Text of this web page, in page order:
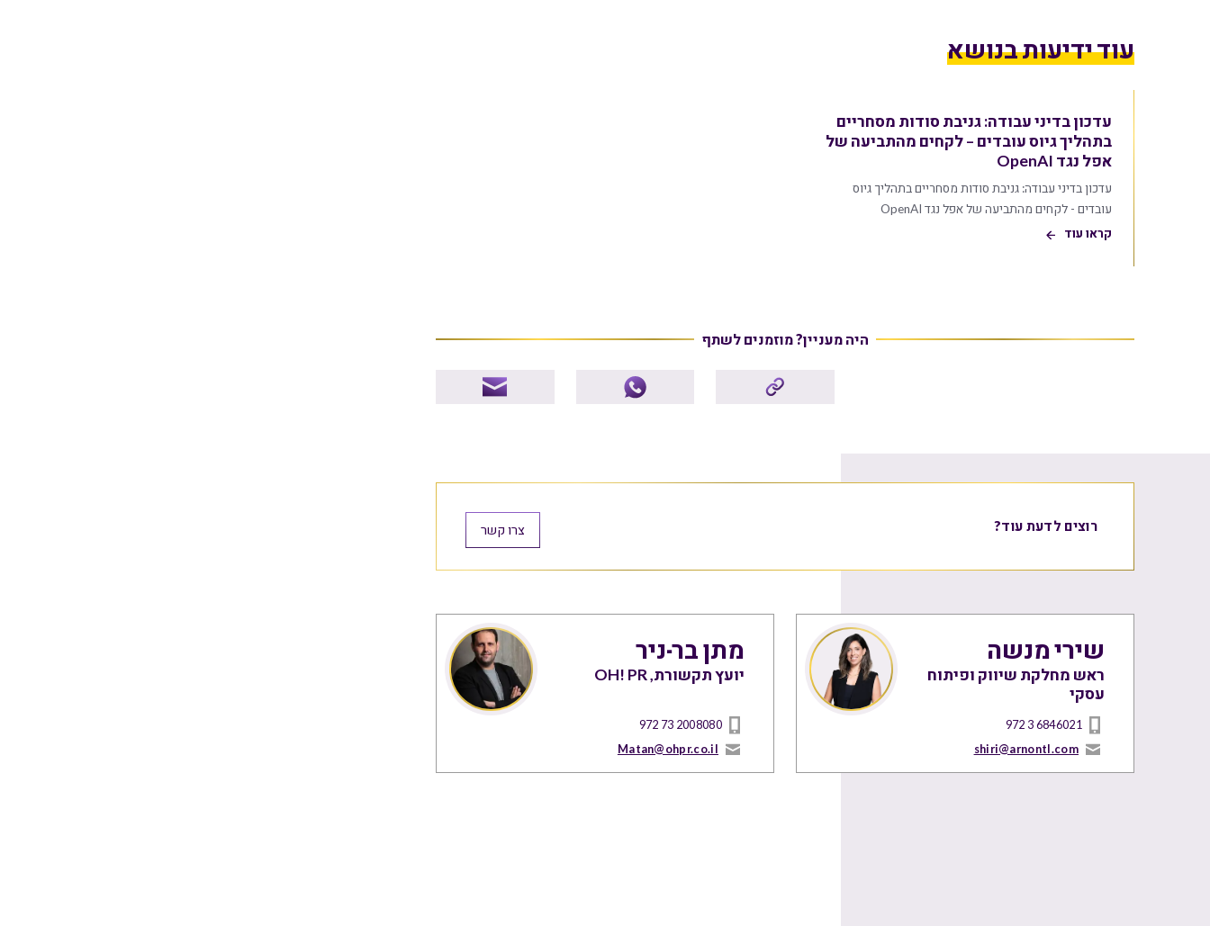
עוד ידיעות בנושא
עדכון בדיני עבודה: גניבת סודות מסחריים
בתהליך גיוס עובדים – לקחים מהתביעה של
אפל נגד OpenAI
עדכון בדיני עבודה: גניבת סודות מסחריים בתהליך גיוס
עובדים - לקחים מהתביעה של אפל נגד OpenAI
קראו עוד
היה מעניין? מוזמנים לשתף
רוצים לדעת עוד? צרו קשר
שירי מנשה
ראש מחלקת שיווק ופיתוח
עסקי
972 3 6846021
shiri@arnontl.com
מתן בר-ניר
יועץ תקשורת, OH! PR
972 73 2008080
Matan@ohpr.co.il